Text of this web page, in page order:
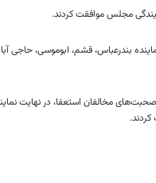
مجلس موافقت کردند.
بندرعباس، قشم، ابوموسی، حاجی آباد